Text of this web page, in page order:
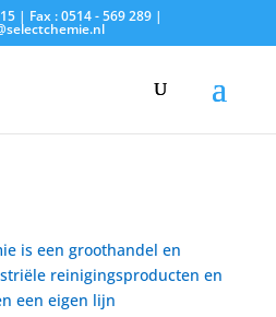
| Fax : 0514 - 569 289 |
is een groothandel en
reinigingsproducten en
een eigen lijn